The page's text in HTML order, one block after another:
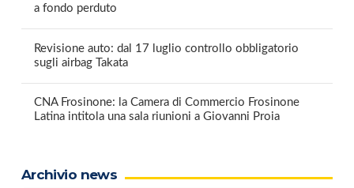
a fondo perduto
Revisione auto: dal 17 luglio controllo obbligatorio
sugli airbag Takata
CNA Frosinone: la Camera di Commercio Frosinone
Latina intitola una sala riunioni a Giovanni Proia
Archivio news